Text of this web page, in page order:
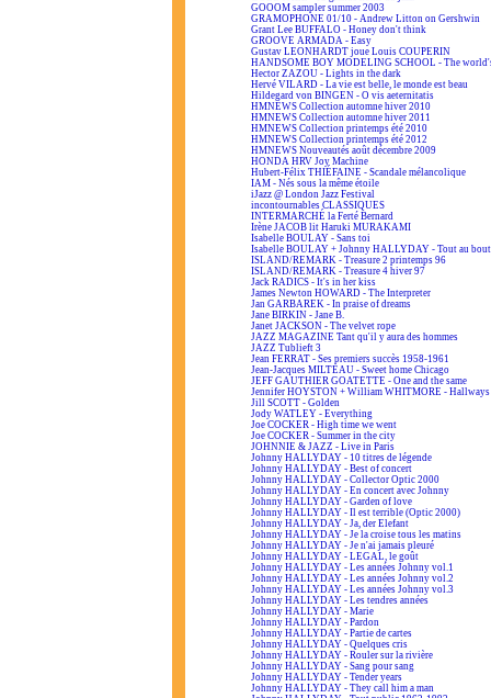
GOOOM sampler summer 2003
GRAMOPHONE 01/10 - Andrew Litton on Gershwin
Grant Lee BUFFALO - Honey don't think
GROOVE ARMADA - Easy
Gustav LEONHARDT joue Louis COUPERIN
HANDSOME BOY MODELING SCHOOL - The
Hector ZAZOU - Lights in the dark
Hervé VILARD - La vie est belle, le monde est beau
Hildegard von BINGEN - O vis aeternitatis
HMNEWS Collection automne hiver 2010
HMNEWS Collection automne hiver 2011
HMNEWS Collection printemps été 2010
HMNEWS Collection printemps été 2012
HMNEWS Nouveautés août décembre 2009
HONDA HRV Joy Machine
Hubert-Félix THIÉFAINE - Scandale mélancolique
IAM - Nés sous la même étoile
iJazz @ London Jazz Festival
incontournables CLASSIQUES
INTERMARCHÉ la Ferté Bernard
Irène JACOB lit Haruki MURAKAMI
Isabelle BOULAY - Sans toi
Isabelle BOULAY + Johnny HALLYDAY - Tout au bout
ISLAND/REMARK - Treasure 2 printemps 96
ISLAND/REMARK - Treasure 4 hiver 97
Jack RADICS - It's in her kiss
James Newton HOWARD - The Interpreter
Jan GARBAREK - In praise of dreams
Jane BIRKIN - Jane B.
Janet JACKSON - The velvet rope
JAZZ MAGAZINE Tant qu'il y aura des hommes
JAZZ Tublieft 3
Jean FERRAT - Ses premiers succès 1958-1961
Jean-Jacques MILTEAU - Sweet home Chicago
JEFF GAUTHIER GOATETTE - One and the same
Jennifer HOYSTON + William WHITMORE - Hallways
Jill SCOTT - Golden
Jody WATLEY - Everything
Joe COCKER - High time we went
Joe COCKER - Summer in the city
JOHNNIE & JAZZ - Live in Paris
Johnny HALLYDAY - 10 titres de légende
Johnny HALLYDAY - Best of concert
Johnny HALLYDAY - Collector Optic 2000
Johnny HALLYDAY - En concert avec Johnny
Johnny HALLYDAY - Garden of love
Johnny HALLYDAY - Il est terrible (Optic 2000)
Johnny HALLYDAY - Ja, der Elefant
Johnny HALLYDAY - Je la croise tous les matins
Johnny HALLYDAY - Je n'ai jamais pleuré
Johnny HALLYDAY - LEGAL, le goût
Johnny HALLYDAY - Les années Johnny vol.1
Johnny HALLYDAY - Les années Johnny vol.2
Johnny HALLYDAY - Les années Johnny vol.3
Johnny HALLYDAY - Les tendres années
Johnny HALLYDAY - Marie
Johnny HALLYDAY - Pardon
Johnny HALLYDAY - Partie de cartes
Johnny HALLYDAY - Quelques cris
Johnny HALLYDAY - Rouler sur la rivière
Johnny HALLYDAY - Sang pour sang
Johnny HALLYDAY - Tender years
Johnny HALLYDAY - They call him a man